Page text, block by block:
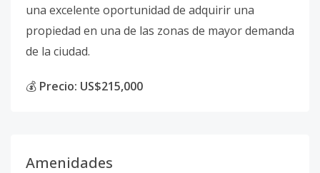
una excelente oportunidad de adquirir una
propiedad en una de las zonas de mayor demanda
de la ciudad.
💰 Precio: US$215,000
Amenidades